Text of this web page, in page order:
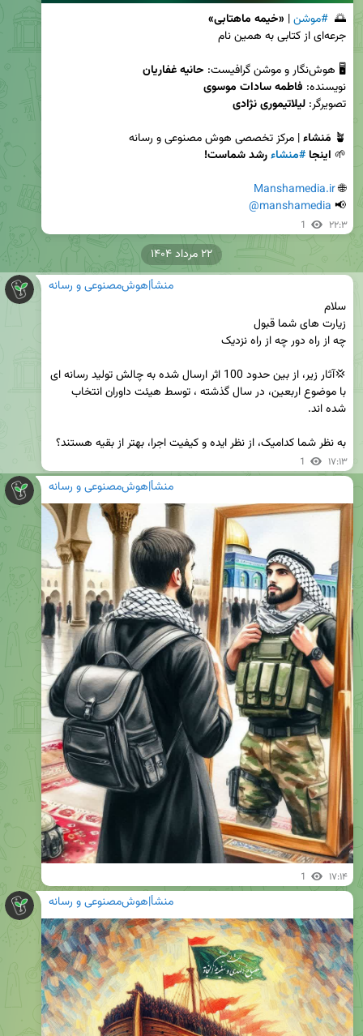
🌅 #موشن | «خیمه ماهتابی»
🖥 هوش‌نگار و موشن گرافیست:
حانیه غفاریان
نویسنده: فاطمه سادات موسوی
تصویرگر: لیلاتیموری نژادی
🪴 مَنشاء
🌱 اینجا #منشاء رشد شماست!
🌐
Manshamedia.ir
📢
@manshamedia
1 ۲۲:۳
منشأ|هوش‌مصنوعی و رسانه
به نظر شما کدامیک، از نظر ایده و کیفیت اجرا، بهتر از بقیه هستند؟
1 ۱۷:۱۳
۲۲ مرداد ۱۴۰۴
منشأ|هوش‌مصنوعی و رسانه
1 ۱۷:۱۴
منشأ|هوش‌مصنوعی و رسانه